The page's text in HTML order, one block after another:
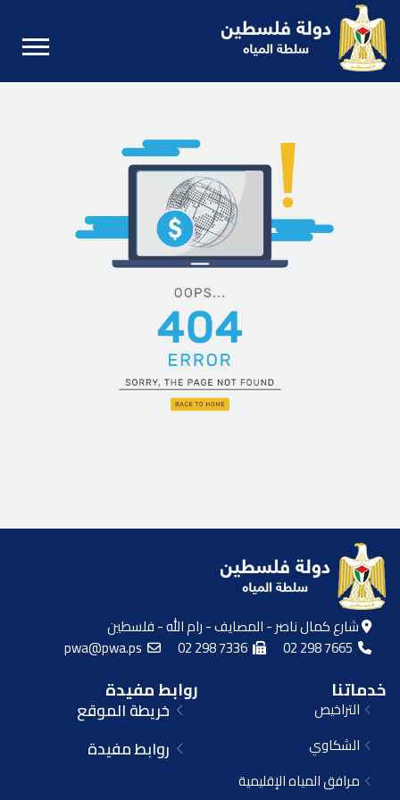
شارع كمال ناصر - المصايف - رام الله - فلسطين
02 298 7665
02 298 7336
خدماتنا
التراخيص
الشكاوي
مرافق المياه الإقليمية
روابط مفيدة
خريطة الموقع
روابط مفيدة